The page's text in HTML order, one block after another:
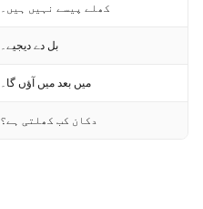
کھلے پیسے نہیں ہیں۔
بل دے دیجیے۔
میں بعد میں آؤں گا۔
دکان کب کھلتی ہے؟